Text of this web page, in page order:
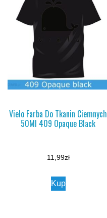
Vielo Farba Do Tkanin Ciemnych
50Ml 409 Opaque Black
11,99zł
Kup